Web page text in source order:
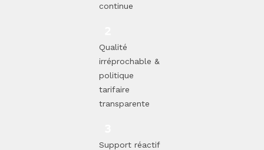
continue
Qualité
irréprochable &
politique
tarifaire
transparente
Support réactif